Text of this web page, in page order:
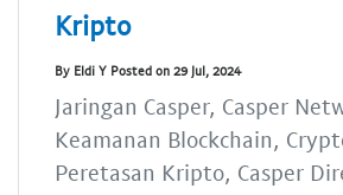
Kripto
By Eldi Y Posted on 29 Jul, 2024
Jaringan Casper, Casper
Keamanan Blockchain,
Peretasan Kripto, Casper